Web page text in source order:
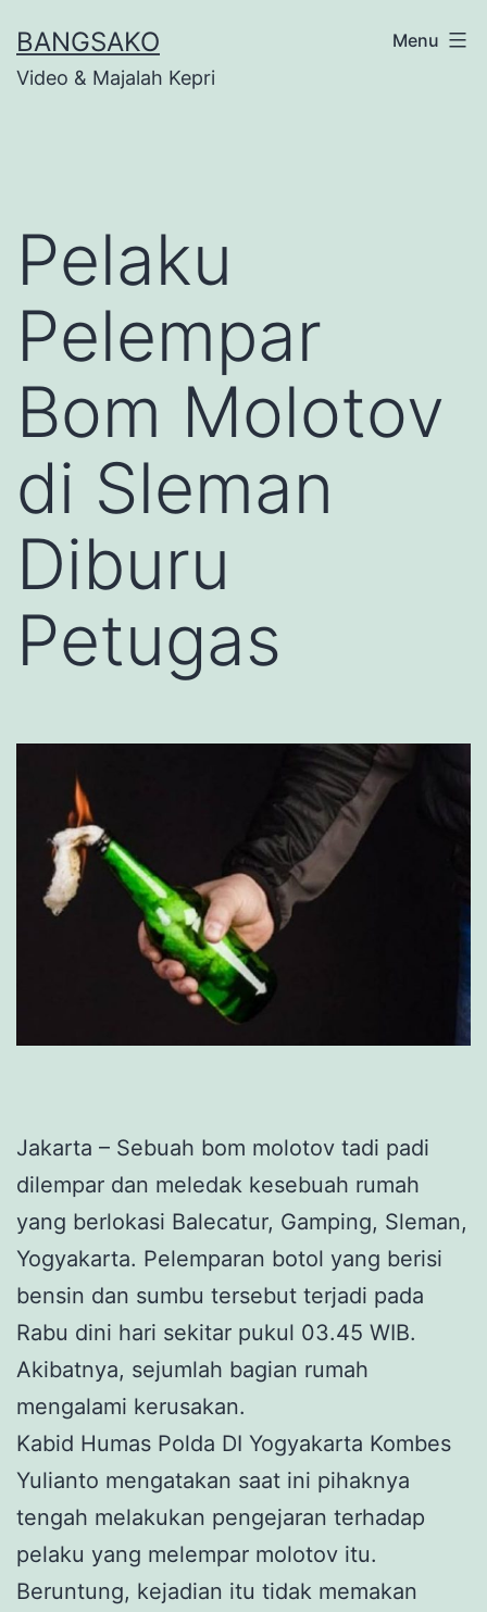
to
content
BANGSAKO
Video & Majalah Kepri
Menu
Pelaku
Pelempar
Bom Molotov
di Sleman
Diburu
Petugas
Jakarta – Sebuah bom molotov tadi padi
dilempar dan meledak kesebuah rumah
yang berlokasi Balecatur, Gamping, Sleman,
Yogyakarta. Pelemparan botol yang berisi
bensin dan sumbu tersebut terjadi pada
Rabu dini hari sekitar pukul 03.45 WIB.
Akibatnya, sejumlah bagian rumah
mengalami kerusakan.
Kabid Humas Polda DI Yogyakarta Kombes
Yulianto mengatakan saat ini pihaknya
tengah melakukan pengejaran terhadap
pelaku yang melempar molotov itu.
Beruntung, kejadian itu tidak memakan